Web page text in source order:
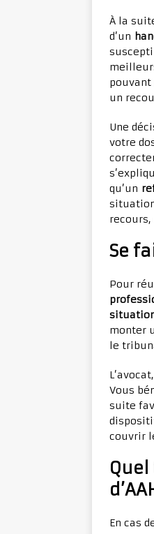
À la
d’un
un
Une
votre
qu’un
recours,
Se
Pour
monter
le
Vous
suite
couvrir
En cas